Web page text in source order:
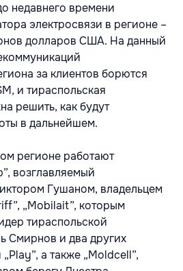
недавнего времени
электросвязи в регионе –
долларов США. На данный
за клиентов борются
и тираспольская
решить, как будут
в дальнейшем.
регионе работают
возглавляемый
Гушаном, владельцем
„Mobilait”, которым
тираспольской
Смирнов и два других
а также „Moldcell”,